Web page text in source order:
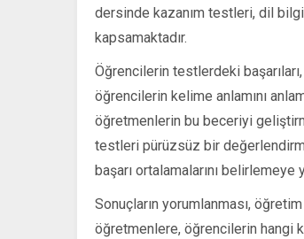
dersinde kazanım testleri, dil
kapsamaktadır.
Öğrencilerin testlerdeki
öğrencilerin kelime anlamını
öğretmenlerin bu beceriyi
testleri pürüzsüz bir
başarı ortalamalarını belirlemeye
Sonuçların yorumlanması,
öğretmenlere, öğrencilerin hangi